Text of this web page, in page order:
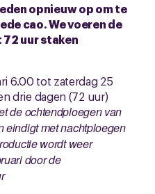
opnieuw op om te
cao. We voeren de
uur staken
6.00 tot zaterdag 25
drie dagen (72 uur)
de ochtendploegen van
eindigt met nachtploegen
wordt weer
door de